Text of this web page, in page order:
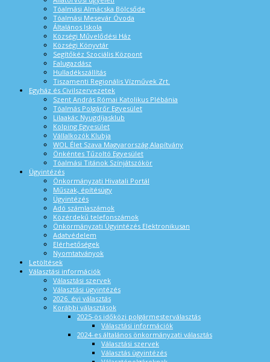
Tóalmási Almácska Bölcsőde
Tóalmási Mesevár Óvoda
Általános Iskola
Községi Művelődési Ház
Községi Könyvtár
Segítőkéz Szociális Központ
Falugazdász
Hulladékszállítás
Tiszamenti Regionális Vízművek Zrt.
Egyház és Civilszervezetek
Szent András Római Katolikus Plébánia
Tóalmás Polgárőr Egyesület
Lilaakác Nyugdíjasklub
Kolping Egyesület
Vállalkozók Klubja
WOL Élet Szava Magyarország Alapítvány
Önkéntes Tűzoltó Egyesület
Tóalmási Titánok Színjátszókör
Ügyintézés
Önkormányzati Hivatali Portál
Műszak, építésügy
Ügyintézés
Adó számlaszámok
Közérdekű telefonszámok
Önkormányzati Ügyintézés Elektronikusan
Adatvédelem
Elérhetőségek
Nyomtatványok
Letöltések
Választási információk
Választási szervek
Választási ügyintézés
2026. évi választás
Korábbi választások
2025-ös időközi polgármesterválasztás
Választási információk
2024-es általános önkormányzati választás
Választási szervek
Választás ügyintézés